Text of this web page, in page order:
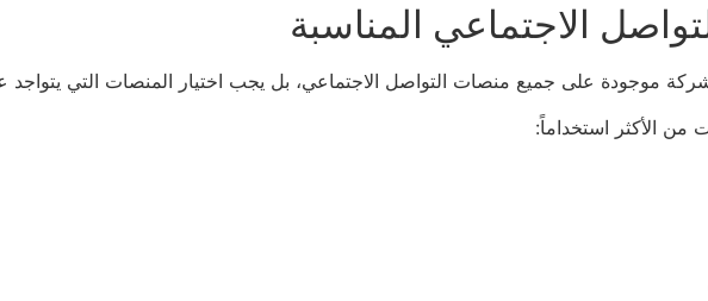
الاجتماعي المناسبة
موجودة على جميع منصات التواصل الاجتماعي، بل يجب اختيار المنصات التي يتواجد
من الأكثر استخداماً: